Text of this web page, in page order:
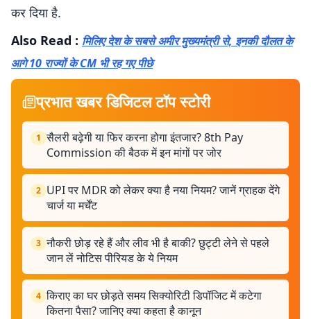
कर दिया है.
Also Read : मिलिए देश के सबसे अमीर मुख्यमंत्री से, इनकी दौलत के
आगे 10 राज्यों के CM भी रह गए पीछे
प्रभात खबर डिजिटल टॉप स्टोरी
1 सैलरी बढ़ेगी या फिर करना होगा इंतजार? 8th Pay
Commission की बैठक में इन मांगों पर जोर
2 UPI पर MDR को लेकर क्या है नया नियम? जानें ग्राहक देंगे
चार्ज या मर्चेंट
3 नौकरी छोड़ रहे हैं और लीव भी है बाकी? छुट्टी लेने से पहले
जान लें नोटिस पीरियड के ये नियम
4 किराए का घर छोड़ते समय सिक्योरिटी डिपॉजिट में कटेगा
कितना पैसा? जानिए क्या कहता है कानून